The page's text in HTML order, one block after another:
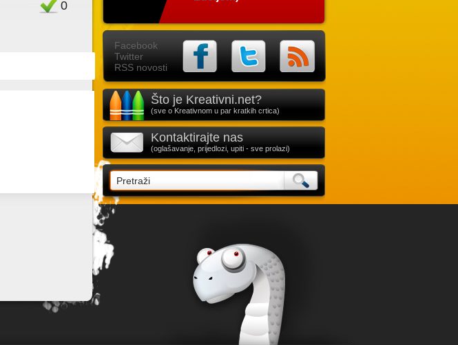
0
Facebook
Twitter
RSS novosti
Što je Kreativni.net?
(sve o Kreativnom u par kratkih crtica)
Kontaktirajte nas
(oglašavanje, prijedlozi, upiti - sve prolazi)